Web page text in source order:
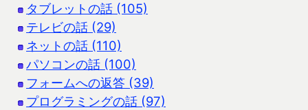
タブレットの話 (105)
テレビの話 (29)
ネットの話 (110)
パソコンの話 (100)
フォームへの返答 (39)
プログラミングの話 (97)